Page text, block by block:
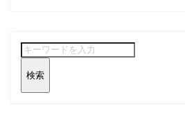
検索